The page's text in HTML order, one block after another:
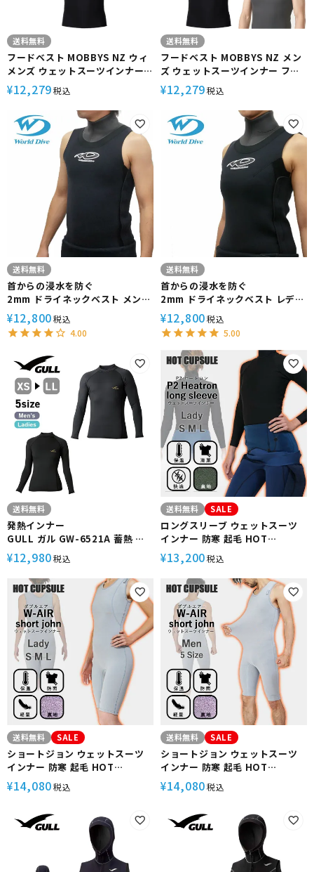
送料無料
フードベスト MOBBYS NZ ウィ
メンズ ウェットスーツインナー
フード付きベスト 保温性アップ
ストレッチ素材 ジッパーレス 着
グ サーフィン OA-4300 モビー
ズ
¥12,279税込
送料無料
フードベスト MOBBYS NZ メン
ズ ウェットスーツインナー フー
ド付きベスト 保温性アップ スト
レッチ素材 ジッパーレス 着脱し
ーフィン OA-4300 モビーズ
¥12,279税込
送料無料
首からの浸水を防ぐ
2mm ドライネックベスト メンズ
Worlddive/ワールドダイブ イン
ナーベスト セミドライ 暖かい 保
温
¥12,800税込
4.00
送料無料
首からの浸水を防ぐ
2mm ドライネックベスト レディ
ース Worlddive/ワールドダイブ
インナーベスト セミドライ 暖か
い 保温
¥12,800税込
5.00
送料無料
発熱インナー
GULL ガル GW-6521A 蓄熱 保
温 ユニセックス WarmdArt
¥12,980税込
送料無料 SALE
ロングスリーブ ウェットスーツ
インナー 防寒 起毛 HOT
CAPSULE ホットカプセル P2ヒ
ートロン レディース サーフィン
ダイビング ラッシュガード 冬 保
温 グッズ ウィンターアイテム
¥13,200税込
送料無料 SALE
ショートジョン ウェットスーツ
インナー 防寒 起毛 HOT
CAPSULE ホットカプセル ダブ
ルエアー レディース サーフィン
温 グッズ ウィンターアイテム
¥14,080税込
送料無料 SALE
ショートジョン ウェットスーツ
インナー 防寒 起毛 HOT
CAPSULE ホットカプセル ダブ
ルエアー メンズ サーフィン ダイ
ッズ ウィンターアイテム
¥14,080税込